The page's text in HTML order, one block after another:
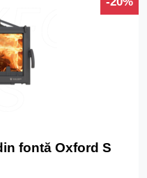
fontă Oxford S